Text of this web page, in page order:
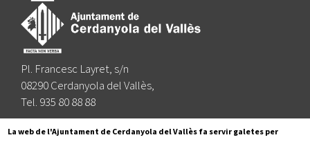
Pl. Francesc Layret, s/n
08290 Cerdanyola del Vallès,
Tel. 935 80 88 88
Segueix-nos a:
La web de l'Ajuntament de Cerdanyola del Vallès fa servir galetes per